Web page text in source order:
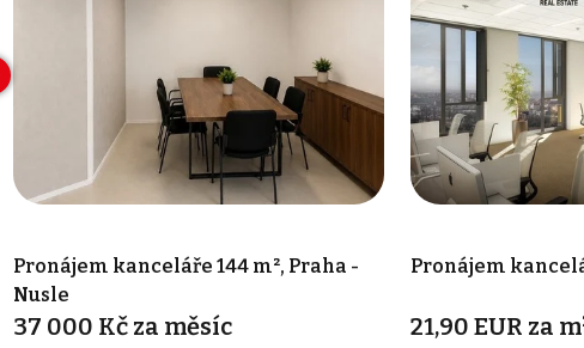
Pronájem kanceláře 144 m², Praha -
Nusle
37 000 Kč za měsíc
Pronájem
21,90 EUR za